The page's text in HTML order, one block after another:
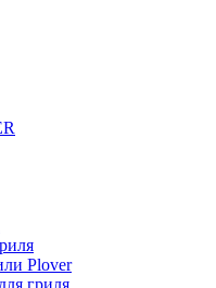
Plover
гриля